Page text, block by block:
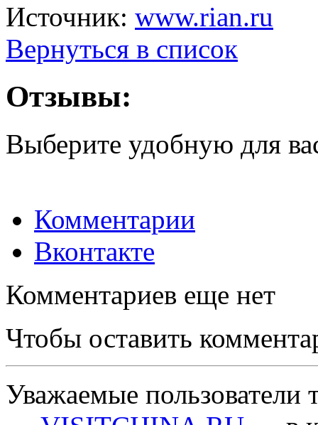
Источник: www.rian.ru
Вернуться в список
Отзывы:
Выберите удобную для
Комментарии
Вконтакте
Комментариев еще нет
Чтобы оставить
Уважаемые пользователи